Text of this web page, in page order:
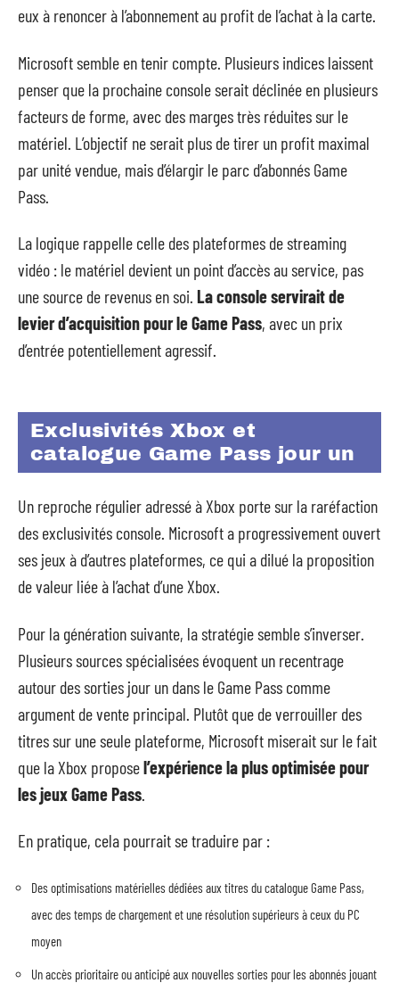
eux à renoncer à l’abonnement au profit de l’achat à la carte.
Microsoft semble en tenir compte. Plusieurs indices laissent
penser que la prochaine console serait déclinée en plusieurs
facteurs de forme, avec des marges très réduites sur le
matériel. L’objectif ne serait plus de tirer un profit maximal
par unité vendue, mais d’élargir le parc d’abonnés Game
Pass.
La logique rappelle celle des plateformes de streaming
vidéo : le matériel devient un point d’accès au service, pas
une source de revenus en soi. La console servirait de
levier d’acquisition pour le Game Pass, avec un prix
d’entrée potentiellement agressif.
Exclusivités Xbox et
catalogue Game Pass jour un
Un reproche régulier adressé à Xbox porte sur la raréfaction
des exclusivités console. Microsoft a progressivement ouvert
ses jeux à d’autres plateformes, ce qui a dilué la proposition
de valeur liée à l’achat d’une Xbox.
Pour la génération suivante, la stratégie semble s’inverser.
Plusieurs sources spécialisées évoquent un recentrage
autour des sorties jour un dans le Game Pass comme
argument de vente principal. Plutôt que de verrouiller des
titres sur une seule plateforme, Microsoft miserait sur le fait
que la Xbox proposel’expérience la plus optimisée pour
les jeux Game Pass
En pratique, cela pourrait se traduire par :
Des optimisations matérielles dédiées aux titres du catalogue Game Pass,
avec des temps de chargement et une résolution supérieurs à ceux du PC
moyen
Un accès prioritaire ou anticipé aux nouvelles sorties pour les abonnés jouant